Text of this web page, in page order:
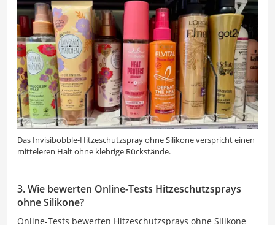
Das Invisibobble-Hitzeschutzspray ohne Silikone verspricht einen
mitteleren Halt ohne klebrige Rückstände.
3. Wie bewerten Online-Tests Hitzeschutzsprays
ohne Silikone?
Online-Tests bewerten Hitzeschutzsprays ohne Silikone